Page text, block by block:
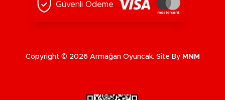
Güvenli Ödeme
Copyright © 2026 Armağan Oyuncak. Site By MNM